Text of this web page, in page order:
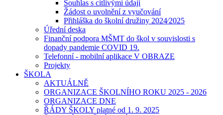
Souhlas s citlivými údaji
Žádost o uvolnění z vyučování
Přihláška do školní družiny 2024⁄2025
Úřední deska
Finanční podpora MŠMT do škol v souvislosti s
dopady pandemie COVID 19.
Telefonní - mobilní aplikace V OBRAZE
Projekty
ŠKOLA
AKTUÁLNĚ
ORGANIZACE ŠKOLNÍHO ROKU 2025 - 2026
ORGANIZACE DNE
ŘÁDY ŠKOLY platné od 1. 9. 2025